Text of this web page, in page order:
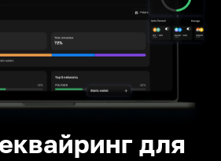
для